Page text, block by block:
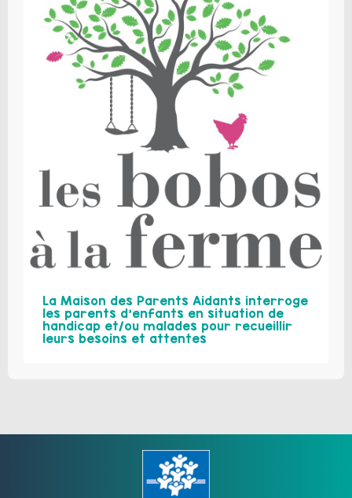
La Maison des Parents Aidants interroge
les parents d’enfants en situation de
handicap et/ou malades pour recueillir
leurs besoins et attentes